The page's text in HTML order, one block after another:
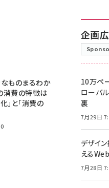
なものまるわか
消費の特徴は
」と「消費の
企画
10万ペ
ローバ
裏
7月29日
デザイ
える
7月28日